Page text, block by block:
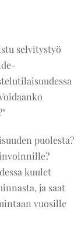
selvitystyö
puolesta?
kuulet
ja saat
vuosille